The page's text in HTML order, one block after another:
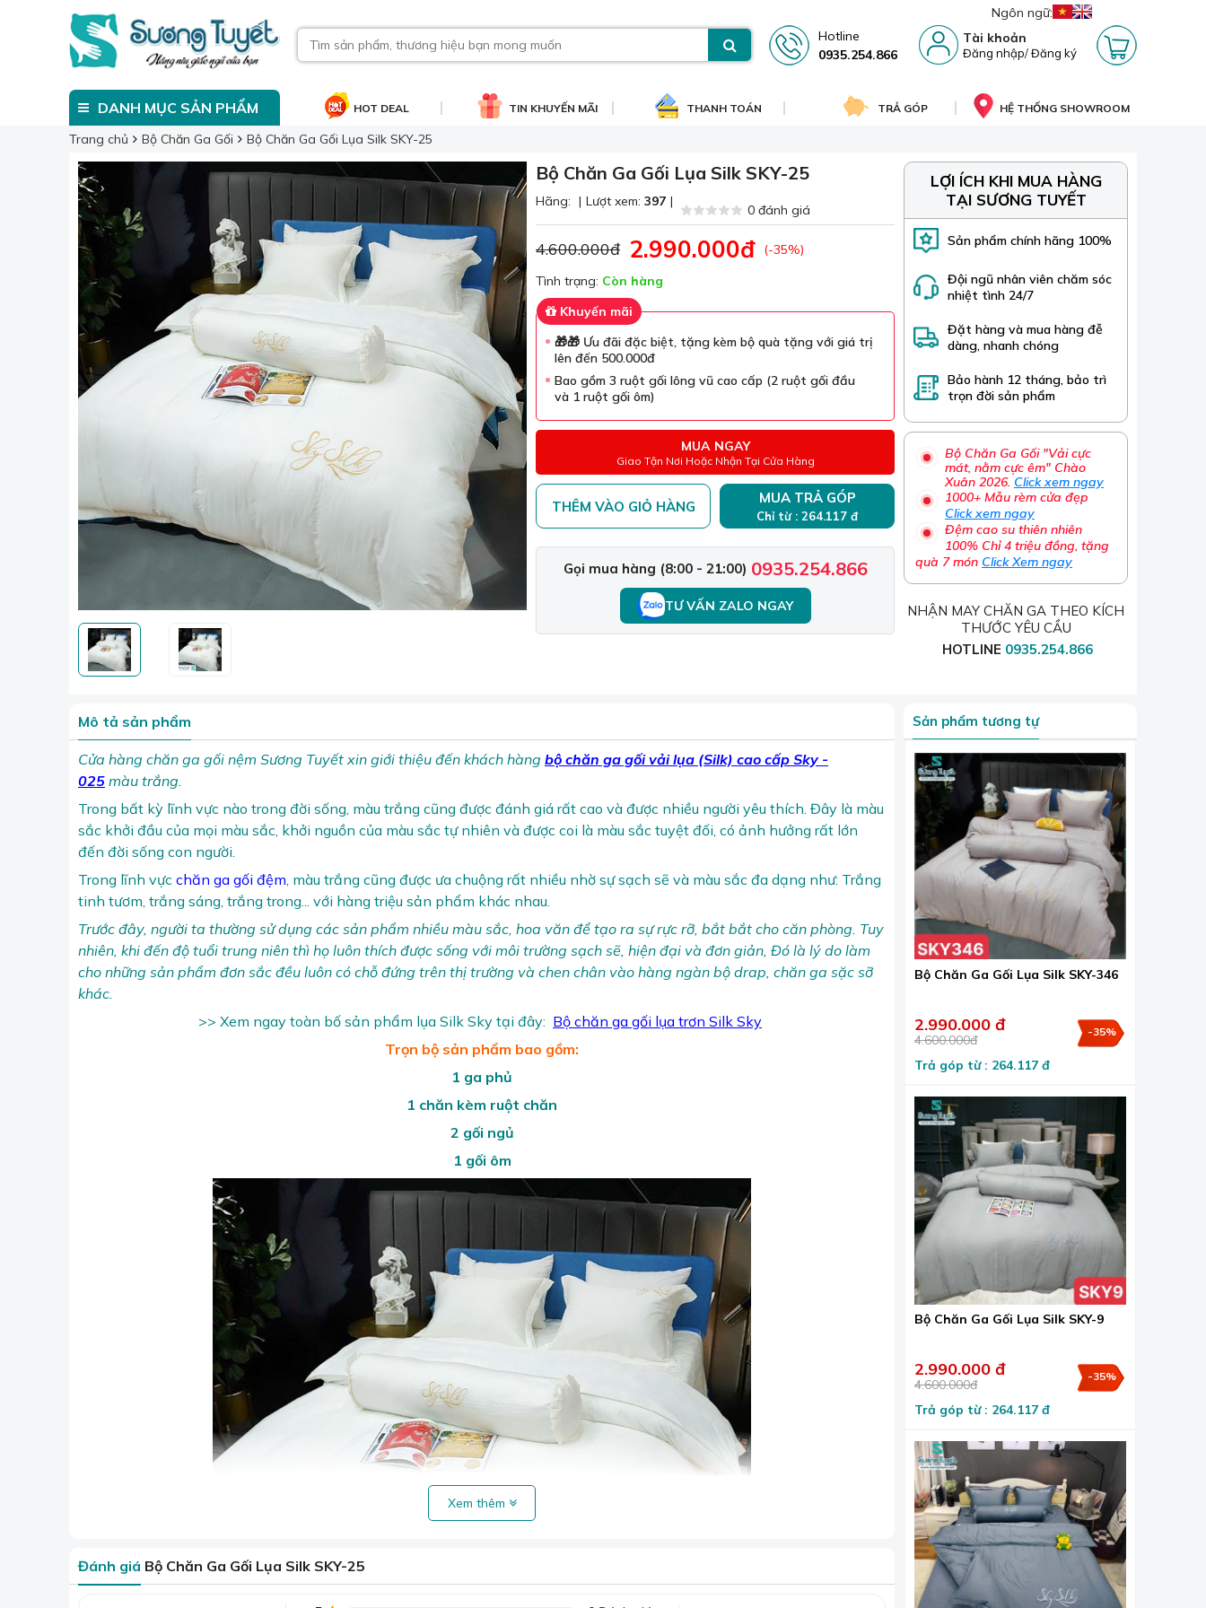
Ngôn ngữ:
Hotline
0935.254.866
Tài khoản
Đăng nhập/Đăng ký
DANH MỤC SẢN PHẨM HOT DEAL TIN KHUYẾN MÃI THANH TOÁN TRẢ GÓP HỆ THỐNG SHOWROOM
Trang chủ Bộ Chăn Ga Gối Bộ Chăn Ga Gối Lụa Silk SKY-25
Bộ Chăn Ga Gối Lụa Silk SKY-25
Hãng: | Lượt xem: 397 |
0 đánh giá
4.600.000đ 2.990.000đ
(-35%)
Tình trạng: Còn hàng
Khuyến mãi
🎁🎁 Ưu đãi đặc biệt, tặng kèm bộ quà tặng với giá trị
lên đến 500.000đ
Bao gồm 3 ruột gối lông vũ cao cấp (2 ruột gối đầu
và 1 ruột gối ôm)
MUA NGAY
Giao Tận Nơi Hoặc Nhận Tại Cửa Hàng
THÊM VÀO GIỎ HÀNG MUA TRẢ GÓP
Chỉ từ : 264.117 đ
Gọi mua hàng (8:00 - 21:00) 0935.254.866
TƯ VẤN ZALO NGAY
LỢI ÍCH KHI MUA HÀNG
TẠI SƯƠNG TUYẾT
Sản phẩm chính hãng 100%
Đội ngũ nhân viên chăm sóc
nhiệt tình 24/7
Đặt hàng và mua hàng đễ
dàng, nhanh chóng
Bảo hành 12 tháng, bảo trì
trọn đời sản phẩm
Bộ Chăn Ga Gối "Vải cực
mát, nằm cực êm" Chào
Xuân 2026. Click xem ngay
1000+ Mẫu rèm cửa đẹp
Click xem ngay
Đệm cao su thiên nhiên
100% Chỉ 4 triệu đồng, tặng
quà 7 món Click Xem ngay
NHẬN MAY CHĂN GA THEO KÍCH
THƯỚC YÊU CẦU
HOTLINE 0935.254.866
Mô tả sản phẩm
Cửa hàng chăn ga gối nệm Sương Tuyết xin giới thiệu đến khách hàng bộ chăn ga gối vải lụa (Silk) cao cấp Sky -
025 màu trắng.
Trong bất kỳ lĩnh vực nào trong đời sống, màu trắng cũng được đánh giá rất cao và được nhiều người yêu thích. Đây là màu
sắc khởi đầu của mọi màu sắc, khởi nguồn của màu sắc tự nhiên và được coi là màu sắc tuyệt đối, có ảnh hưởng rất lớn
đến đời sống con người.
Trong lĩnh vực chăn ga gối đệm, màu trắng cũng được ưa chuộng rất nhiều nhờ sự sạch sẽ và màu sắc đa dạng như: Trắng
tinh tươm, trắng sáng, trắng trong... với hàng triệu sản phẩm khác nhau.
Trước đây, người ta thường sử dụng các sản phẩm nhiều màu sắc, hoa văn để tạo ra sự rực rỡ, bắt bắt cho căn phòng. Tuy
nhiên, khi đến độ tuổi trung niên thì họ luôn thích được sống với môi trường sạch sẽ, hiện đại và đơn giản, Đó là lý do làm
cho những sản phẩm đơn sắc đều luôn có chỗ đứng trên thị trường và chen chân vào hàng ngàn bộ drap, chăn ga sặc sỡ
khác.
>> Xem ngay toàn bố sản phẩm lụa Silk Sky tại đây: Bộ chăn ga gối lụa trơn Silk Sky
Trọn bộ sản phẩm bao gồm:
1 ga phủ
1 chăn kèm ruột chăn
2 gối ngủ
1 gối ôm
Xem thêm
Đánh giá Bộ Chăn Ga Gối Lụa Silk SKY-25
Sản phẩm tương tự
Bộ Chăn Ga Gối Lụa Silk SKY-346
2.990.000 đ
4.600.000đ
-35%
Trả góp từ : 264.117 đ
Bộ Chăn Ga Gối Lụa Silk SKY-9
2.990.000 đ
4.600.000đ
-35%
Trả góp từ : 264.117 đ